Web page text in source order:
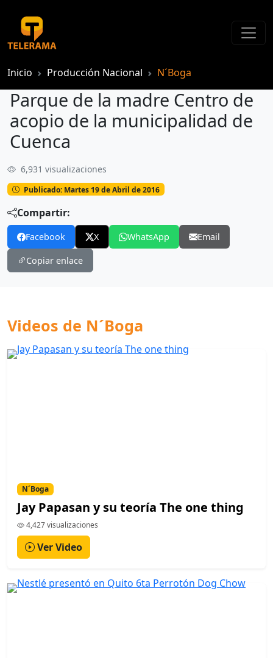
Inicio Producción Nacional N´Boga
Parque de la madre Centro de
acopio de la municipalidad de
Cuenca
6,931 visualizaciones
Publicado: Martes 19 de Abril de 2016
Compartir:
Facebook X WhatsApp Email
Copiar enlace
Videos de N´Boga
N´Boga
Jay Papasan y su teoría The one thing
4,427 visualizaciones
Ver Video